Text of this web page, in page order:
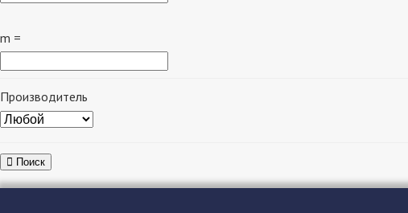
m =
Производитель
Поиск